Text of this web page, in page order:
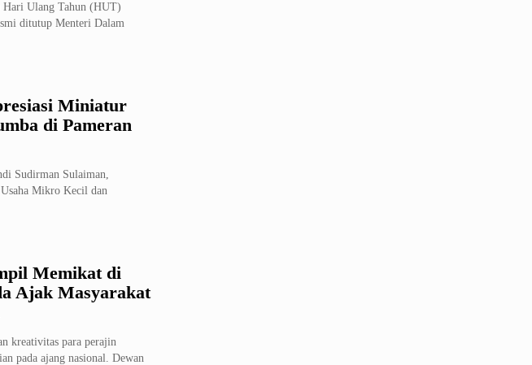
Ulang Tahun (HUT)
ditutup Menteri Dalam
Miniatur
di Pameran
Sudirman Sulaiman,
Mikro Kecil dan
Memikat di
Ajak Masyarakat
kreativitas para perajin
pada ajang nasional. Dewan